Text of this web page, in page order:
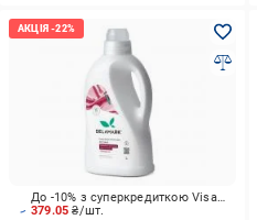
379.05₴/шт.
До -10% з суперкредиткою Visa Вигода